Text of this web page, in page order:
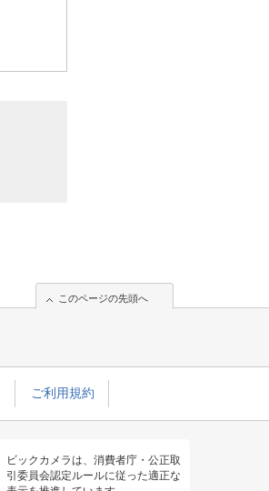
このページの先頭へ
ご利用規約
ビックカメラは、消費者庁・公正取
引委員会認定ルールに従った適正な